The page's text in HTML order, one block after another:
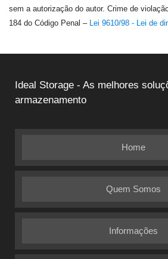
sem a autorização do autor. Crime de
184 do Código Penal – Lei 9610/98 - Lei de
Ideal Storage - As melhores
armazenamento
Home
Quem Somos
Informações